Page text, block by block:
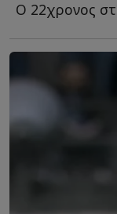
Ο 22χρονος